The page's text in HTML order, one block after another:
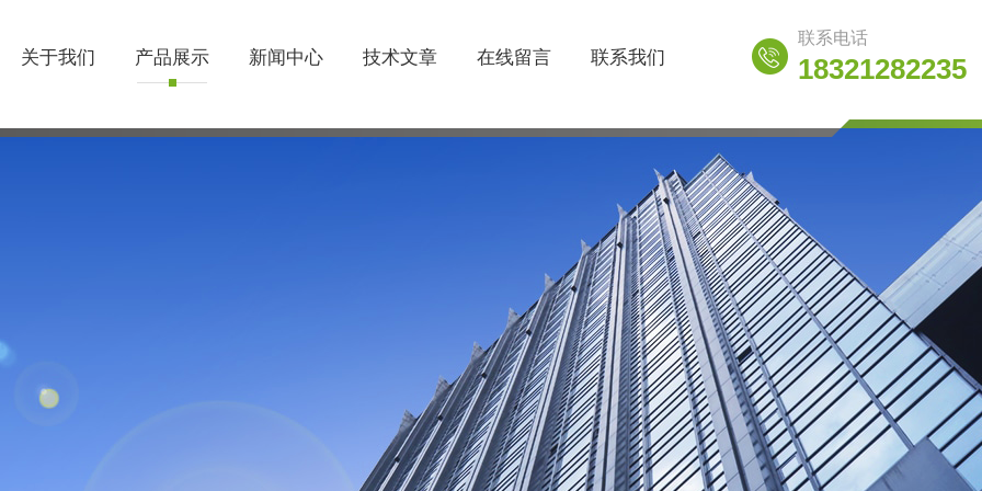
关于我们 产品展示 新闻中心 技术文章 在线留言 联系我们
联系电话
18321282235